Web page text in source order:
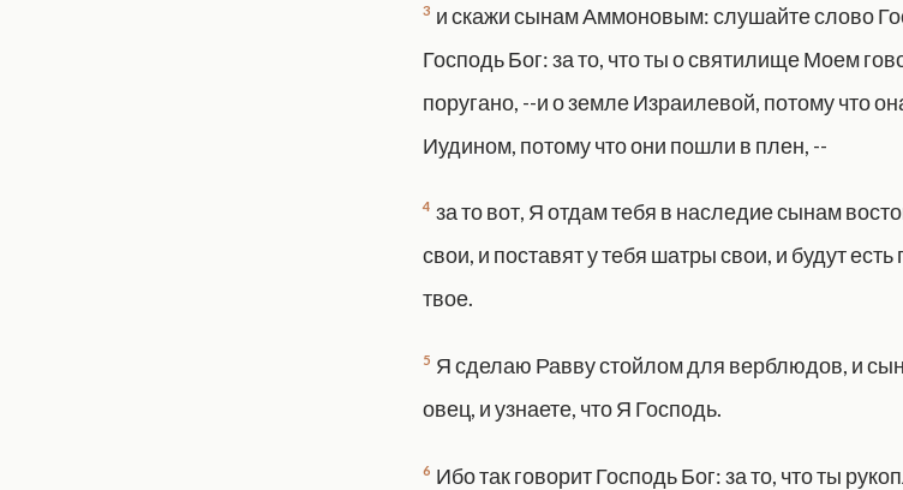
3 и скажи сынам Аммоновым: слушайте слово
Господь Бог: за то, что ты о святилище Моем
поругано, --и о земле Израилевой, потому что
Иудином, потому что они пошли в плен, --
4 за то вот, Я отдам тебя в наследие сынам
свои, и поставят у тебя шатры свои, и будут
твое.
5 Я сделаю Равву стойлом для верблюдов, и
овец, и узнаете, что Я Господь.
6 Ибо так говорит Господь Бог: за то, что ты